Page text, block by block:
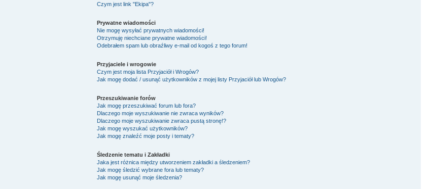
Czym jest link "Ekipa"?
Prywatne wiadomości
Nie mogę wysyłać prywatnych wiadomości!
Otrzymuję niechciane prywatne wiadomości!
Odebrałem spam lub obraźliwy e-mail od kogoś z tego forum!
Przyjaciele i wrogowie
Czym jest moja lista Przyjaciół i Wrogów?
Jak mogę dodać / usunąć użytkowników z mojej listy Przyjaciół lub Wrogów?
Przeszukiwanie forów
Jak mogę przeszukiwać forum lub fora?
Dlaczego moje wyszukiwanie nie zwraca wyników?
Dlaczego moje wyszukiwanie zwraca pustą stronę!?
Jak mogę wyszukać użytkowników?
Jak mogę znaleźć moje posty i tematy?
Śledzenie tematu i Zakładki
Jaka jest różnica między utworzeniem zakładki a śledzeniem?
Jak mogę śledzić wybrane fora lub tematy?
Jak mogę usunąć moje śledzenia?